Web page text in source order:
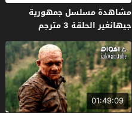
مشاهدة مسلسل جمهورية
جيهانغير الحلقة 3 مترجم
01:49:09